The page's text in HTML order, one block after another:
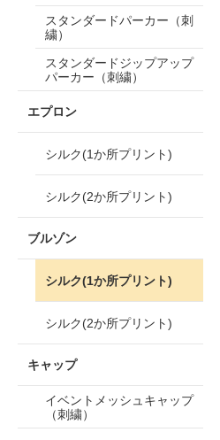
スタンダードパーカー（刺
繍）
スタンダードジップアップ
パーカー（刺繍）
エプロン
シルク(1か所プリント)
シルク(2か所プリント)
ブルゾン
シルク(1か所プリント)
シルク(2か所プリント)
キャップ
イベントメッシュキャップ
（刺繍）